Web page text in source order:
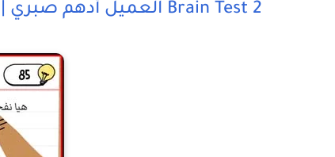
Brain Test 2 العميل أدهم صبري | حل المرحلة 3